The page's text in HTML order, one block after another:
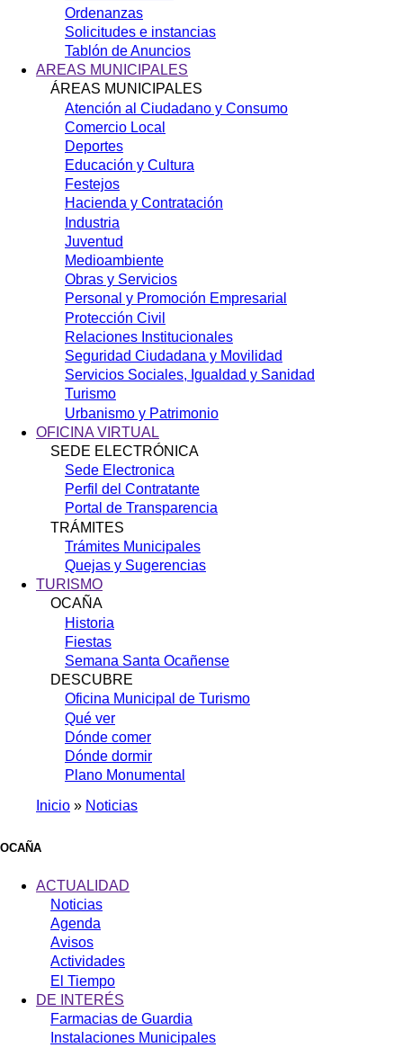
Ordenanzas
Solicitudes e instancias
Tablón de Anuncios
AREAS MUNICIPALES
ÁREAS MUNICIPALES
Atención al Ciudadano y Consumo
Comercio Local
Deportes
Educación y Cultura
Festejos
Hacienda y Contratación
Industria
Juventud
Medioambiente
Obras y Servicios
Personal y Promoción Empresarial
Protección Civil
Relaciones Institucionales
Seguridad Ciudadana y Movilidad
Servicios Sociales, Igualdad y Sanidad
Turismo
Urbanismo y Patrimonio
OFICINA VIRTUAL
SEDE ELECTRÓNICA
Sede Electronica
Perfil del Contratante
Portal de Transparencia
TRÁMITES
Trámites Municipales
Quejas y Sugerencias
TURISMO
OCAÑA
Historia
Fiestas
Semana Santa Ocañense
DESCUBRE
Oficina Municipal de Turismo
Qué ver
Dónde comer
Dónde dormir
Plano Monumental
enlaces
de
ayuda
navegación
Inicio Noticias
OCAÑA
ACTUALIDAD
Noticias
Agenda
Avisos
Actividades
El Tiempo
DE INTERÉS
Farmacias de Guardia
Instalaciones Municipales